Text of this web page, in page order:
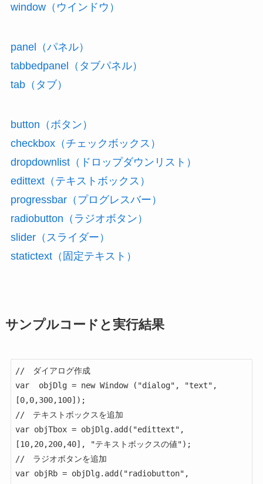
window（ウインドウ）
panel（パネル）
tabbedpanel（タブパネル）
tab（タブ）
button（ボタン）
checkbox（チェックボックス）
dropdownlist（ドロップダウンリスト）
edittext（テキストボックス）
progressbar（プログレスバー）
radiobutton（ラジオボタン）
slider（スライダー）
statictext（固定テキスト）
サンプルコードと実行結果
//　ダイアログ作成
var  objDlg = new Window ("dialog", "text",
[0,0,300,100]);
//　テキストボックスを追加
var objTbox = objDlg.add("edittext",
[10,20,200,40], "テキストボックスの値");
//　ラジオボタンを追加
var objRb = objDlg.add("radiobutton",